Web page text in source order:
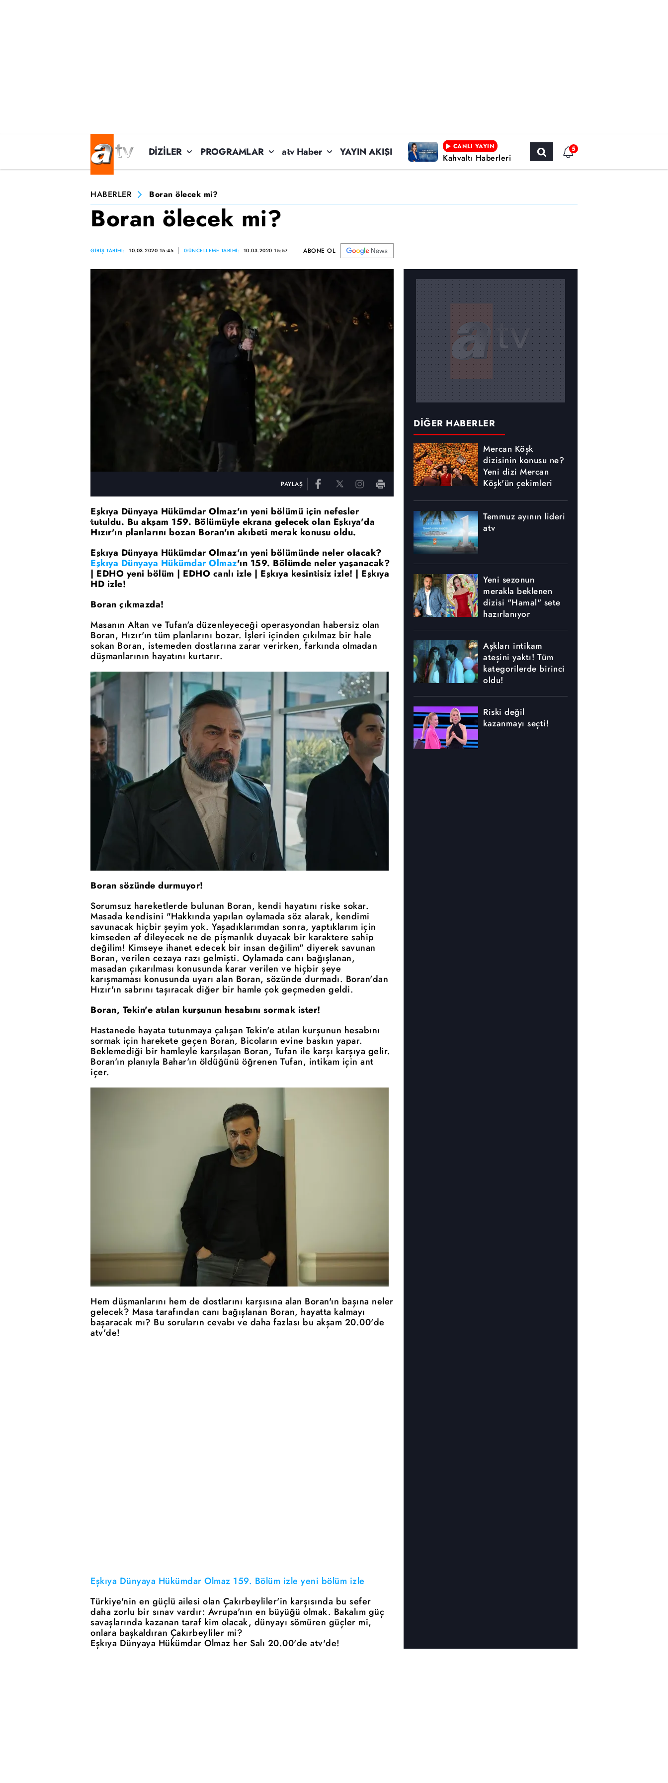
DİZİLER PROGRAMLAR atv Haber YAYIN AKIŞI CANLI YAYIN
Kahvaltı Haberleri
5
HABERLER Boran ölecek mi?
Boran ölecek mi?
GİRİŞ TARİHİ: 10.03.2020 15:45 GÜNCELLEME TARİHİ: 10.03.2020 15:57 ABONE OL
PAYLAŞ
Eşkıya Dünyaya Hükümdar Olmaz'ın yeni bölümü için nefesler
tutuldu. Bu akşam 159. Bölümüyle ekrana gelecek olan Eşkıya'da
Hızır'ın planlarını bozan Boran'ın akıbeti merak konusu oldu.
Eşkıya Dünyaya Hükümdar Olmaz'ın yeni bölümünde neler olacak?
Eşkıya Dünyaya Hükümdar Olmaz'ın 159. Bölümde neler yaşanacak?
| EDHO yeni bölüm | EDHO canlı izle | Eşkıya kesintisiz izle! | Eşkıya
HD izle!
Boran çıkmazda!
Masanın Altan ve Tufan'a düzenleyeceği operasyondan habersiz olan
Boran, Hızır'ın tüm planlarını bozar. İşleri içinden çıkılmaz bir hale
sokan Boran, istemeden dostlarına zarar verirken, farkında olmadan
düşmanlarının hayatını kurtarır.
Boran sözünde durmuyor!
Sorumsuz hareketlerde bulunan Boran, kendi hayatını riske sokar.
Masada kendisini "Hakkında yapılan oylamada söz alarak, kendimi
savunacak hiçbir şeyim yok. Yaşadıklarımdan sonra, yaptıklarım için
kimseden af dileyecek ne de pişmanlık duyacak bir karaktere sahip
değilim! Kimseye ihanet edecek bir insan değilim" diyerek savunan
Boran, verilen cezaya razı gelmişti. Oylamada canı bağışlanan,
masadan çıkarılması konusunda karar verilen ve hiçbir şeye
karışmaması konusunda uyarı alan Boran, sözünde durmadı. Boran'dan
Hızır'ın sabrını taşıracak diğer bir hamle çok geçmeden geldi.
Boran, Tekin'e atılan kurşunun hesabını sormak ister!
Hastanede hayata tutunmaya çalışan Tekin'e atılan kurşunun hesabını
sormak için harekete geçen Boran, Bicoların evine baskın yapar.
Beklemediği bir hamleyle karşılaşan Boran, Tufan ile karşı karşıya gelir.
Boran'ın planıyla Bahar'ın öldüğünü öğrenen Tufan, intikam için ant
içer.
Hem düşmanlarını hem de dostlarını karşısına alan Boran'ın başına neler
gelecek? Masa tarafından canı bağışlanan Boran, hayatta kalmayı
başaracak mı? Bu soruların cevabı ve daha fazlası bu akşam 20.00'de
atv'de!
Eşkıya Dünyaya Hükümdar Olmaz 159. Bölüm izle yeni bölüm izle
Türkiye'nin en güçlü ailesi olan Çakırbeyliler'in karşısında bu sefer
daha zorlu bir sınav vardır: Avrupa'nın en büyüğü olmak. Bakalım güç
savaşlarında kazanan taraf kim olacak, dünyayı sömüren güçler mi,
onlara başkaldıran Çakırbeyliler mi?
Eşkıya Dünyaya Hükümdar Olmaz her Salı 20.00'de atv'de!
DİĞER HABERLER
Mercan Köşk
dizisinin konusu ne?
Yeni dizi Mercan
Köşk'ün çekimleri
Temmuz ayının lideri
atv
Yeni sezonun
merakla beklenen
dizisi "Hamal" sete
hazırlanıyor
Aşkları intikam
ateşini yaktı! Tüm
kategorilerde birinci
oldu!
Riski değil
kazanmayı seçti!